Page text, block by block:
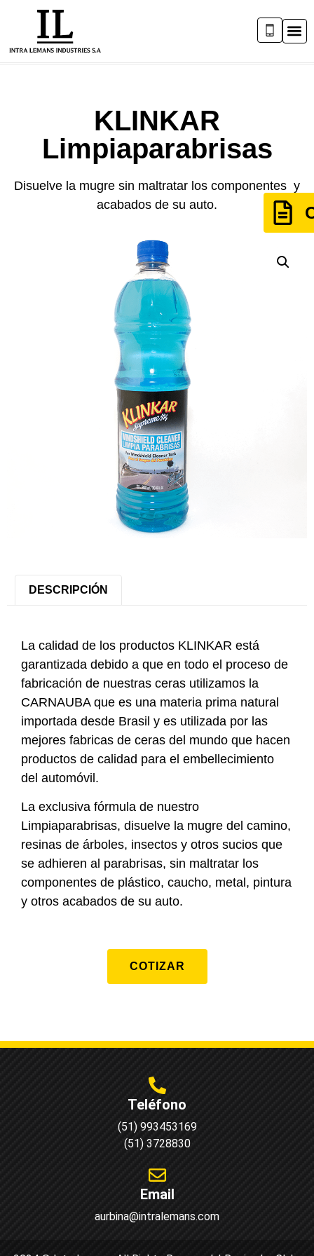
KLINKAR
Limpiaparabrisas
Disuelve la mugre sin maltratar los componentes y
acabados de su auto.
DESCRIPCIÓN
La calidad de los productos KLINKAR está
garantizada debido a que en todo el proceso de
fabricación de nuestras ceras utilizamos la
CARNAUBA que es una materia prima natural
importada desde Brasil y es utilizada por las
mejores fabricas de ceras del mundo que hacen
productos de calidad para el embellecimiento
del automóvil.
La exclusiva fórmula de nuestro
Limpiaparabrisas, disuelve la mugre del camino,
resinas de árboles, insectos y otros sucios que
se adhieren al parabrisas, sin maltratar los
componentes de plástico, caucho, metal, pintura
y otros acabados de su auto.
COTIZAR
Teléfono
(51) 993453169
(51) 3728830
Email
aurbina@intralemans.com